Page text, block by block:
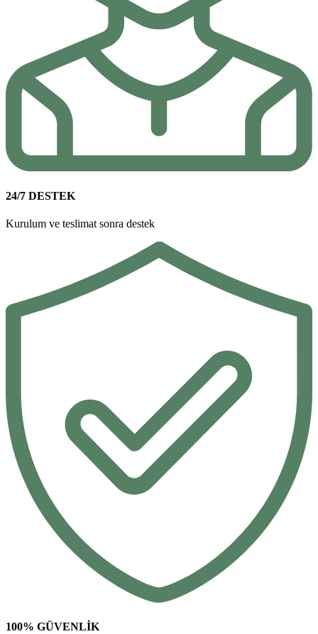
24/7 DESTEK
Kurulum ve teslimat sonra destek
100% GÜVENLİK